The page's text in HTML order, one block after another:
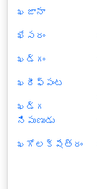
ఖజానా
ఖేసరం
ఖడ్గం
ఖరీఫ్‍పంట
ఖడ్గ
నిపుణుడు
ఖగోలక్షేత్రం